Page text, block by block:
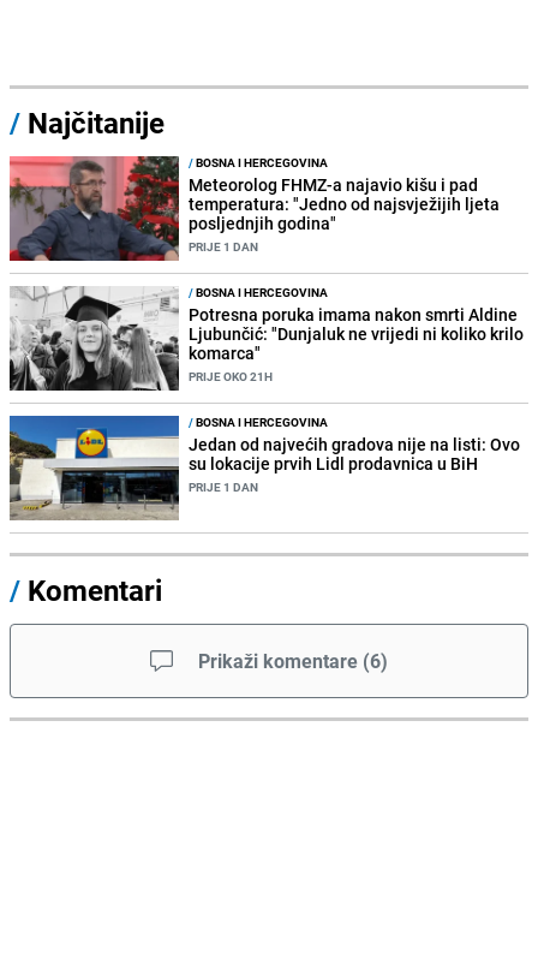
/ Najčitanije
/BOSNA I HERCEGOVINA
Meteorolog FHMZ-a najavio kišu i pad
temperatura: "Jedno od najsvježijih ljeta
posljednjih godina"
PRIJE 1 DAN
/BOSNA I HERCEGOVINA
Potresna poruka imama nakon smrti Aldine
Ljubunčić: "Dunjaluk ne vrijedi ni koliko krilo
komarca"
PRIJE OKO 21H
/BOSNA I HERCEGOVINA
Jedan od najvećih gradova nije na listi: Ovo
su lokacije prvih Lidl prodavnica u BiH
PRIJE 1 DAN
/ Komentari
Prikaži komentare (6)